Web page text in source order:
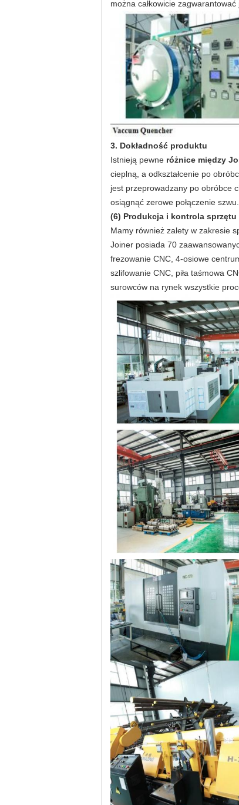
można całkowicie zagwarantować
3. Dokładność produktu
Istnieją pewne różnice między
cieplną, a odkształcenie po
jest przeprowadzany po obróbce
osiągnąć zerowe połączenie szwu.
(6) Produkcja i kontrola sprzętu
Mamy również zalety w zakresie
Joiner posiada 70
frezowanie CNC, 4-osiowe
szlifowanie CNC, piła taśmowa
surowców na rynek wszystkie